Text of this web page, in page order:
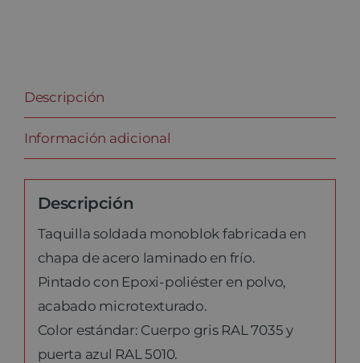
Descripción
Información adicional
Descripción
Taquilla soldada monoblok fabricada en
chapa de acero laminado en frío.
Pintado con Epoxi-poliéster en polvo,
acabado microtexturado.
Color estándar: Cuerpo gris RAL 7035 y
puerta azul RAL 5010.